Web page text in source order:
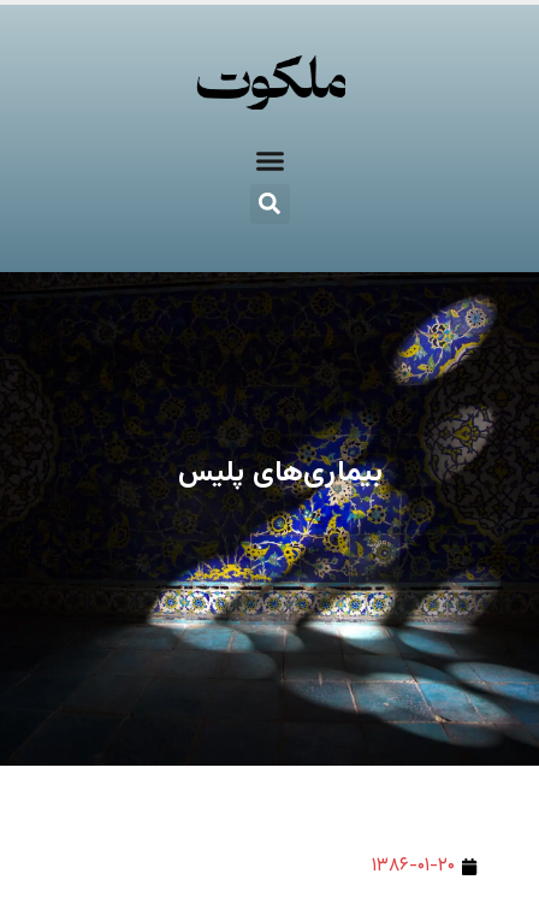
بیماری‌های پلیس
۱۳۸۶-۰۱-۲۰